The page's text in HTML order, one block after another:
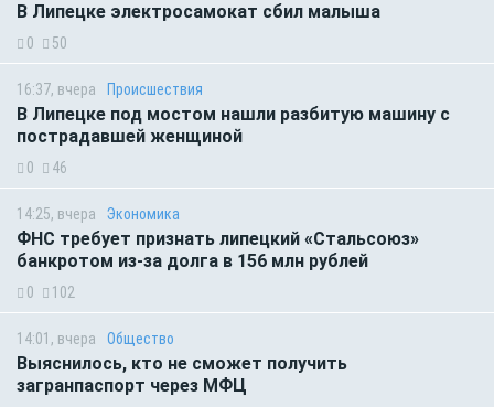
В Липецке электросамокат сбил малыша
0 50
16:37, вчера Происшествия
В Липецке под мостом нашли разбитую машину с
пострадавшей женщиной
0 46
14:25, вчера Экономика
ФНС требует признать липецкий «Стальсоюз»
банкротом из-за долга в 156 млн рублей
0 102
14:01, вчера Общество
Выяснилось, кто не сможет получить
загранпаспорт через МФЦ